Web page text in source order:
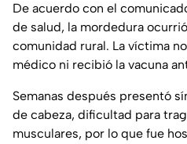
De acuerdo con el
de salud, la mordedura
comunidad rural. La víctima
médico ni recibió la vacuna
Semanas después presentó
de cabeza, dificultad para
musculares, por lo que fue